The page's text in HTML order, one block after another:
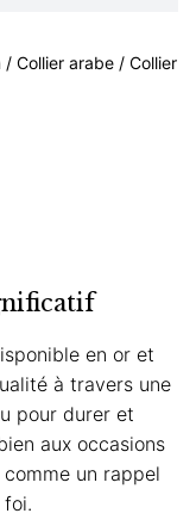
/ Collier arabe / Collier
en or et
à travers une
pour durer et
aux occasions
un rappel